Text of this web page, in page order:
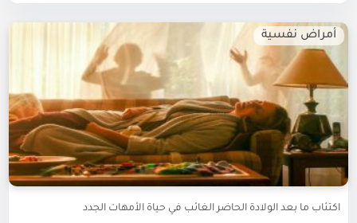
أمراض نفسية
اكتئاب ما بعد الولادة الحاضر الغائب في حياة الأمهات الجدد